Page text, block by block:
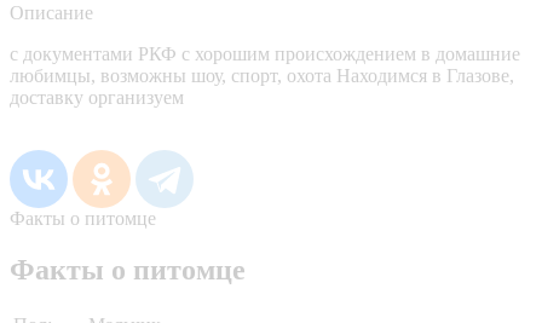
Описание
с документами РКФ с хорошим происхождением в домашние
любимцы, возможны шоу, спорт, охота Находимся в Глазове,
доставку организуем
Факты о питомце
Факты о питомце